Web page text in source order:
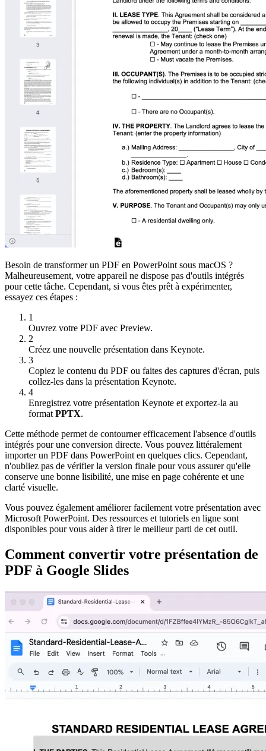
Besoin de transformer un PDF en PowerPoint sous macOS ?
Malheureusement, votre appareil ne dispose pas d'outils intégrés
pour cette tâche. Cependant, si vous êtes prêt à expérimenter,
essayez ces étapes :
1
Ouvrez votre PDF avec Preview.
2
Créez une nouvelle présentation dans Keynote.
3
Copiez le contenu du PDF ou faites des captures d'écran, puis
collez-les dans la présentation Keynote.
4
Enregistrez votre présentation Keynote et exportez-la au
format PPTX.
Cette méthode permet de contourner efficacement l'absence d'outils
intégrés pour une conversion directe. Vous pouvez littéralement
importer un PDF dans PowerPoint en quelques clics. Cependant,
n'oubliez pas de vérifier la version finale pour vous assurer qu'elle
conserve une bonne lisibilité, une mise en page cohérente et une
clarté visuelle.
Vous pouvez également améliorer facilement votre présentation avec
Microsoft PowerPoint. Des ressources et tutoriels en ligne sont
disponibles pour vous aider à tirer le meilleur parti de cet outil.
Comment convertir votre présentation de
PDF à Google Slides